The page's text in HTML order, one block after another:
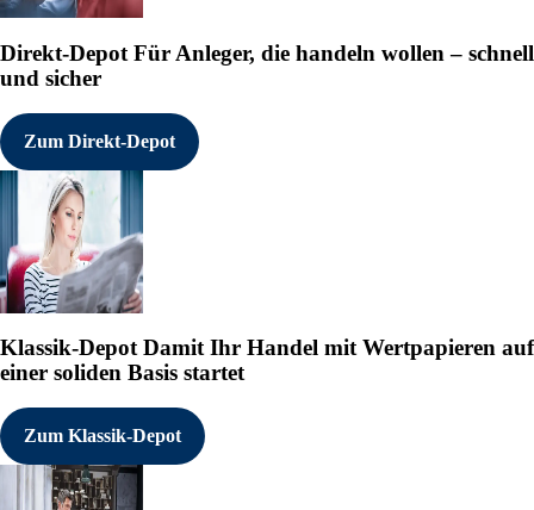
Direkt-Depot Für Anleger, die handeln wollen – schnell
und sicher
Zum Direkt-Depot
Klassik-DepotDamit Ihr Handel mit Wertpapieren auf
einer soliden Basis startet
Zum Klassik-Depot